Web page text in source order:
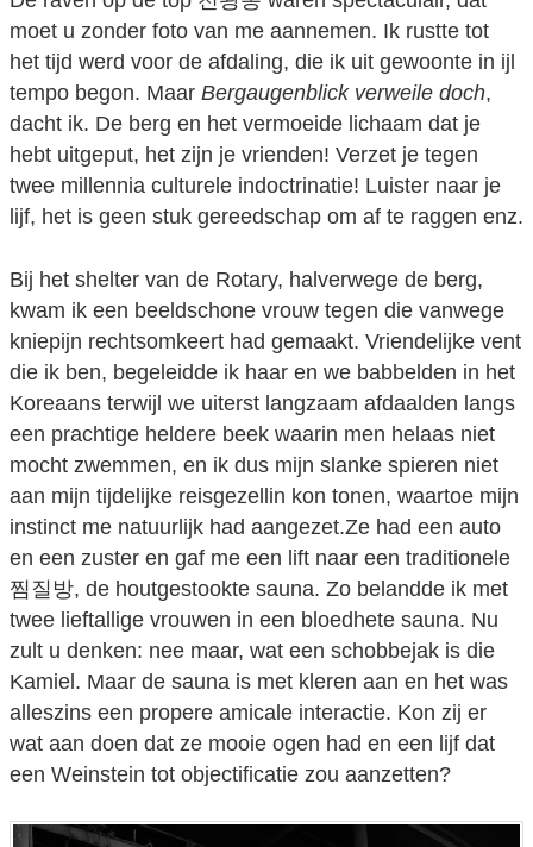
moet u zonder foto van me aannemen. Ik rustte tot
het tijd werd voor de afdaling, die ik uit gewoonte in ijl
tempo begon. Maar Bergaugenblick verweile doch,
dacht ik. De berg en het vermoeide lichaam dat je
hebt uitgeput, het zijn je vrienden! Verzet je tegen
twee millennia culturele indoctrinatie! Luister naar je
lijf, het is geen stuk gereedschap om af te raggen enz.
Bij het shelter van de Rotary, halverwege de berg,
kwam ik een beeldschone vrouw tegen die vanwege
kniepijn rechtsomkeert had gemaakt. Vriendelijke vent
die ik ben, begeleidde ik haar en we babbelden in het
Koreaans terwijl we uiterst langzaam afdaalden langs
een prachtige heldere beek waarin men helaas niet
mocht zwemmen, en ik dus mijn slanke spieren niet
aan mijn tijdelijke reisgezellin kon tonen, waartoe mijn
instinct me natuurlijk had aangezet.Ze had een auto
en een zuster en gaf me een lift naar een traditionele
찜질방, de houtgestookte sauna. Zo belandde ik met
twee lieftallige vrouwen in een bloedhete sauna. Nu
zult u denken: nee maar, wat een schobbejak is die
Kamiel. Maar de sauna is met kleren aan en het was
alleszins een propere amicale interactie. Kon zij er
wat aan doen dat ze mooie ogen had en een lijf dat
een Weinstein tot objectificatie zou aanzetten?